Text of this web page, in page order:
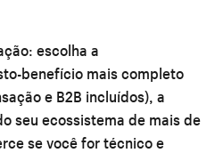
escolha a
benefício mais completo
e B2B incluídos), a
seu ecossistema de mais de
se você for técnico e